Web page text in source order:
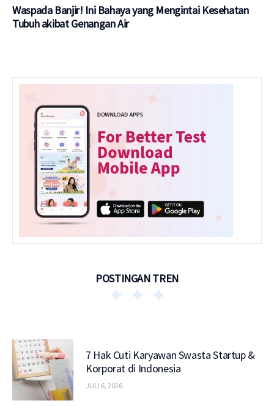
Waspada Banjir! Ini Bahaya yang Mengintai Kesehatan
Tubuh akibat Genangan Air
POSTINGAN TREN
7 Hak Cuti Karyawan Swasta Startup &
Korporat di Indonesia
JULI 6, 2026